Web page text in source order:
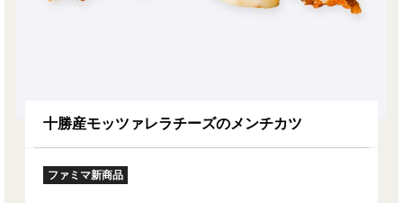
十勝産モッツァレラチーズのメンチカツ
ファミマ新商品